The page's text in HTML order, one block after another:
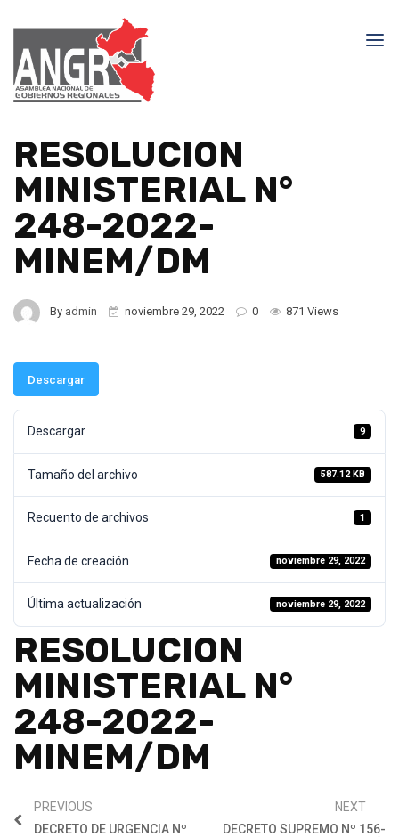
RESOLUCION
MINISTERIAL N°
248-2022-
MINEM/DM
By admin noviembre 29, 2022 0 871 Views
Descargar
Descargar 9
Tamaño del archivo 587.12 KB
Recuento de archivos 1
Fecha de creación noviembre 29, 2022
Última actualización noviembre 29, 2022
RESOLUCION
MINISTERIAL N°
248-2022-
MINEM/DM
PREVIOUS
DECRETO DE URGENCIA Nº
NEXT
DECRETO SUPREMO Nº 156-